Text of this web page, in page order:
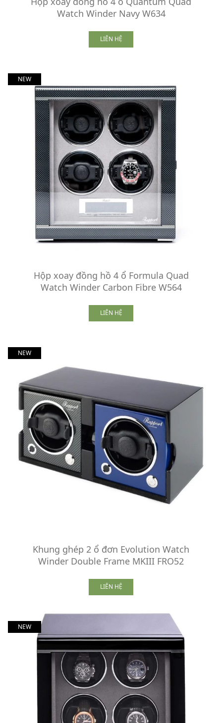
Watch Winder Navy W634
LIÊN HỆ
NEW
Hộp xoay đồng hồ 4 ổ Formula Quad
Watch Winder Carbon Fibre W564
LIÊN HỆ
NEW
Khung ghép 2 ổ đơn Evolution Watch
Winder Double Frame MKIII FRO52
LIÊN HỆ
NEW